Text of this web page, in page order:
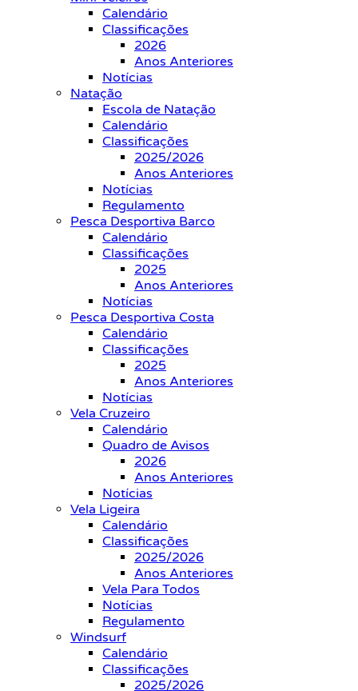
Calendário
Classificações
2026
Anos Anteriores
Notícias
Natação
Escola de Natação
Calendário
Classificações
2025/2026
Anos Anteriores
Notícias
Regulamento
Pesca Desportiva Barco
Calendário
Classificações
2025
Anos Anteriores
Notícias
Pesca Desportiva Costa
Calendário
Classificações
2025
Anos Anteriores
Notícias
Vela Cruzeiro
Calendário
Quadro de Avisos
2026
Anos Anteriores
Notícias
Vela Ligeira
Calendário
Classificações
2025/2026
Anos Anteriores
Vela Para Todos
Notícias
Regulamento
Windsurf
Calendário
Classificações
2025/2026